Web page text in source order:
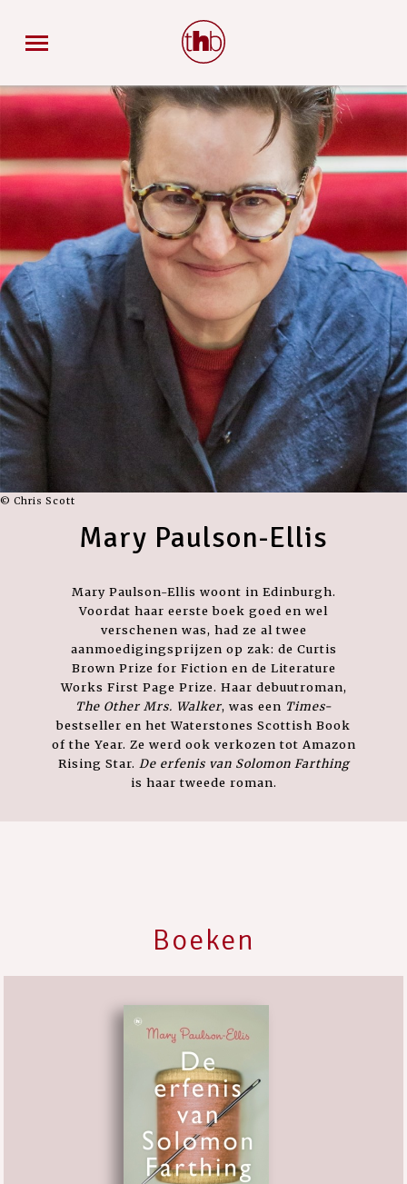
© Chris Scott
Mary Paulson-Ellis
Mary Paulson-Ellis woont in Edinburgh.
Voordat haar eerste boek goed en wel
verschenen was, had ze al twee
aanmoedigingsprijzen op zak: de Curtis
Brown Prize for Fiction en de Literature
Works First Page Prize. Haar debuutroman,
The Other Mrs. Walker, was een Times-
bestseller en het Waterstones Scottish Book
of the Year. Ze werd ook verkozen tot Amazon
Rising Star. De erfenis van Solomon Farthing
is haar tweede roman.
Boeken